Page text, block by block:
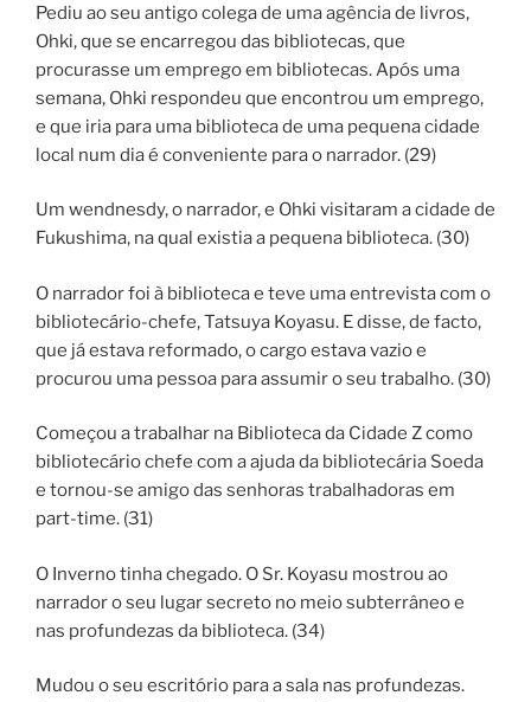
Pediu ao seu antigo colega de uma agência de livros,
Ohki, que se encarregou das bibliotecas, que
procurasse um emprego em bibliotecas. Após uma
semana, Ohki respondeu que encontrou um emprego,
e que iria para uma biblioteca de uma pequena cidade
local num dia é conveniente para o narrador. (29)
Um wendnesdy, o narrador, e Ohki visitaram a cidade de
Fukushima, na qual existia a pequena biblioteca. (30)
O narrador foi à biblioteca e teve uma entrevista com o
bibliotecário-chefe, Tatsuya Koyasu. E disse, de facto,
que já estava reformado, o cargo estava vazio e
procurou uma pessoa para assumir o seu trabalho. (30)
Começou a trabalhar na Biblioteca da Cidade Z como
bibliotecário chefe com a ajuda da bibliotecária Soeda
e tornou-se amigo das senhoras trabalhadoras em
part-time. (31)
O Inverno tinha chegado. O Sr. Koyasu mostrou ao
narrador o seu lugar secreto no meio subterrâneo e
nas profundezas da biblioteca. (34)
Mudou o seu escritório para a sala nas profundezas.